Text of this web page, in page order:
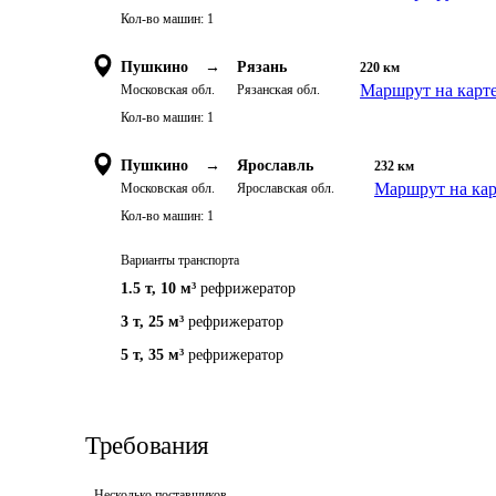
Кол-во машин: 1
Пушкино →
Московская обл.
Рязань
Рязанская обл.
220 км
Маршрут на
Кол-во машин: 1
Пушкино →
Московская обл.
Ярославль
Ярославская обл.
232 км
Маршрут на
Кол-во машин: 1
Варианты транспорта
1.5 т, 10 м³ рефрижератор
3 т, 25 м³ рефрижератор
5 т, 35 м³ рефрижератор
Требования